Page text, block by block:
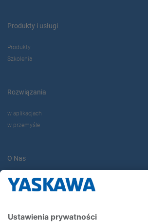
Produkty i usługi
Produkty
Szkolenia
Rozwiązania
w aplikacjach
w przemyśle
O Nas
Yaskawa Europe Gmbh
Yaskawa Polska
Kariera